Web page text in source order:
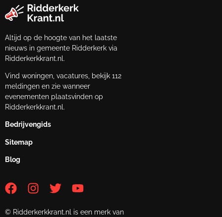
Altijd op de hoogte van het laatste
nieuws in gemeente Ridderkerk via
Ridderkerkkrant.nl.
Vind woningen, vacatures, bekijk 112
meldingen en zie wanneer
evenementen plaatsvinden op
Ridderkerkkrant.nl.
Bedrijvengids
Sitemap
Blog
© Ridderkerkkrant.nl is een merk van